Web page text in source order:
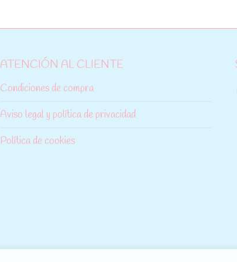
ATENCIÓN AL CLIENTE
Condiciones de compra
Aviso legal y política de privacidad
Política de cookies